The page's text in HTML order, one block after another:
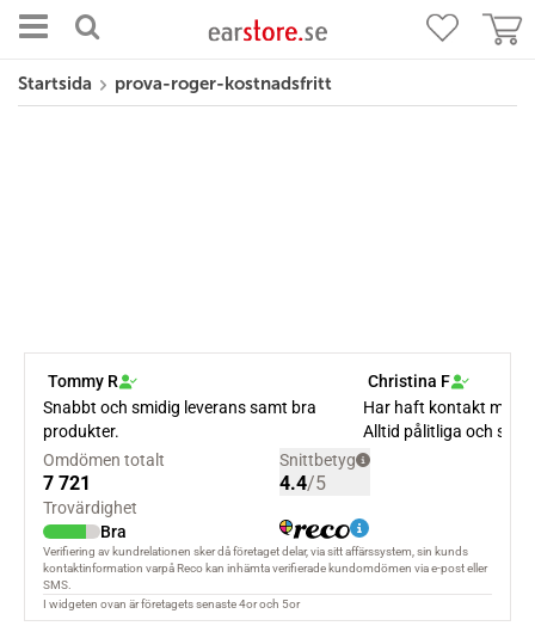
Startsida prova-roger-kostnadsfritt